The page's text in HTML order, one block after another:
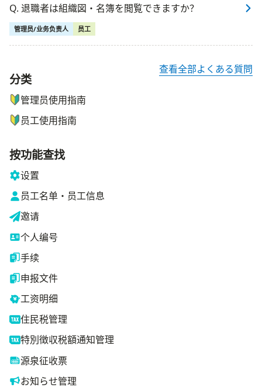
Q. 退職者は組織図・名簿を閲覧できますか？
管理员/业务负责人 员工
查看全部よくある質問
ナビゲーションメニュー
分类
管理员使用指南
员工使用指南
按功能查找
设置
员工名单・员工信息
邀请
个人编号
手续
申报文件
工资明细
住民税管理
特別徴収税額通知管理
源泉征收票
お知らせ管理